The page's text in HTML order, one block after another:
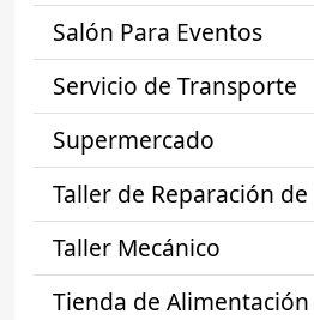
Salón Para Eventos
Servicio de Transporte
Supermercado
Taller de Reparación
Taller Mecánico
Tienda de Alimentación